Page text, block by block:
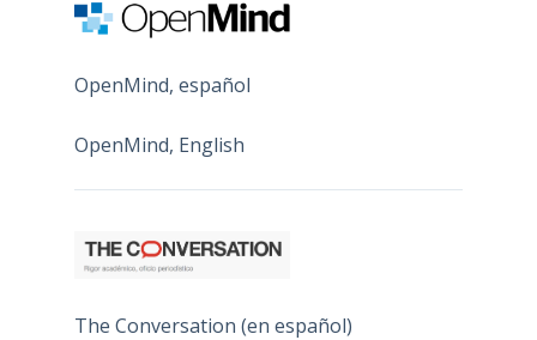
OpenMind, español
OpenMind, English
The Conversation (en español)